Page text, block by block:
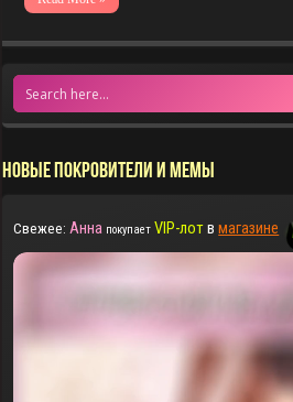
НОВЫЕ ПОКРОВИТЕЛИ И МЕМЫ
Свежее: Анна покупает VIP-лотвмагазине